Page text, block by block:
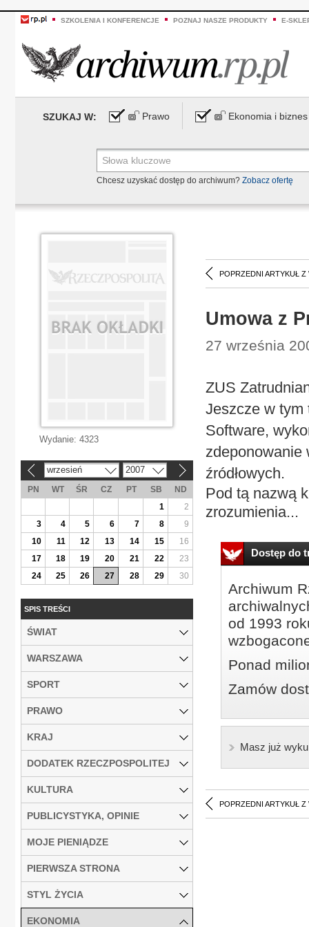
SZKOLENIA I KONFERENCJE POZNAJ NASZE PRODUKTY E-
SZUKAJ W: Prawo Ekonomia i biznes
Chcesz uzyskać dostęp do archiwum? Zobacz ofertę
POPRZEDNI ARTYKUŁ Z
Umowa z
27 września
ZUS
Jeszcze w tym
Software,
zdeponowanie
źródłowych.
Pod tą nazwą
zrozumienia...
Dostęp do
Archiwum
od 1993
Ponad
Zamów
Masz już
POPRZEDNI ARTYKUŁ Z
Wydanie: 4323
wrzesień 2007
PN WT ŚR CZ PT SB
ND
1
2
3
4 5 6 7 8
9
10
11 12 13 14 15
16
17
18 19 20 21 22
23
24
25 26 27 28 29 30
SPIS TREŚCI
ŚWIAT
WARSZAWA
SPORT
PRAWO
KRAJ
DODATEK RZECZPOSPOLITEJ
KULTURA
PUBLICYSTYKA, OPINIE
MOJE PIENIĄDZE
PIERWSZA STRONA
STYL ŻYCIA
EKONOMIA